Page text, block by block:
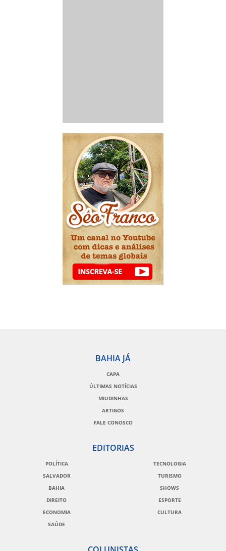
BAHIA JÁ
CAPA
ÚLTIMAS NOTÍCIAS
MIUDINHAS
ARTIGOS
FALE CONOSCO
EDITORIAS
POLÍTICA
SALVADOR
BAHIA
DIREITO
ECONOMIA
SAÚDE
TECNOLOGIA
TURISMO
SHOWS
ESPORTE
CULTURA